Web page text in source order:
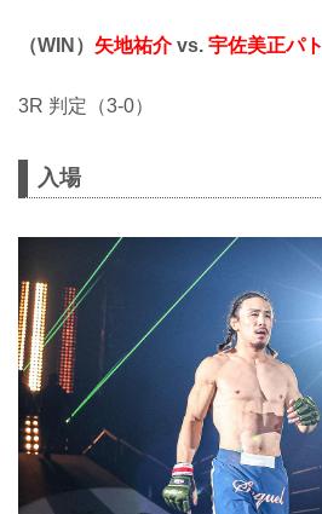
（WIN） 矢地祐介vs. 宇佐美正パ
3R 判定（3-0）
入場